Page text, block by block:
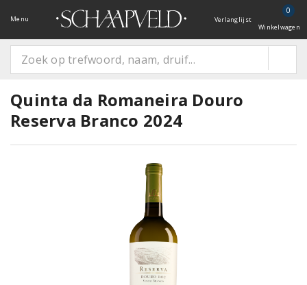
Menu Verlanglijst
0
Winkelwagen
Quinta da Romaneira Douro
Reserva Branco 2024